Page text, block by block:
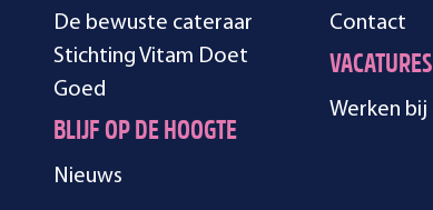
De bewuste cateraar
Stichting Vitam Doet
Goed
BLIJF OP DE HOOGTE
Nieuws
Contact
VACATURES
Werken bij